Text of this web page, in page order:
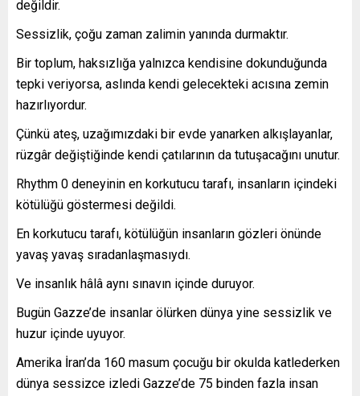
değildir.
Sessizlik, çoğu zaman zalimin yanında durmaktır.
Bir toplum, haksızlığa yalnızca kendisine dokunduğunda
tepki veriyorsa, aslında kendi gelecekteki acısına zemin
hazırlıyordur.
Çünkü ateş, uzağımızdaki bir evde yanarken alkışlayanlar,
rüzgâr değiştiğinde kendi çatılarının da tutuşacağını unutur.
Rhythm 0 deneyinin en korkutucu tarafı, insanların içindeki
kötülüğü göstermesi değildi.
En korkutucu tarafı, kötülüğün insanların gözleri önünde
yavaş yavaş sıradanlaşmasıydı.
Ve insanlık hâlâ aynı sınavın içinde duruyor.
Bugün Gazze’de insanlar ölürken dünya yine sessizlik ve
huzur içinde uyuyor.
Amerika İran’da 160 masum çocuğu bir okulda katlederken
dünya sessizce izledi Gazze’de 75 binden fazla insan